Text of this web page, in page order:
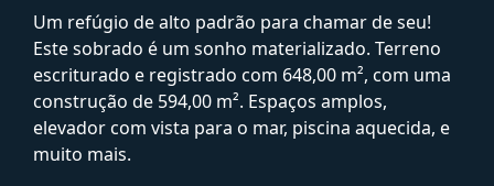
Um refúgio de alto padrão para chamar de seu!
Este sobrado é um sonho materializado. Terreno
escriturado e registrado com 648,00 m², com uma
construção de 594,00 m². Espaços amplos,
elevador com vista para o mar, piscina aquecida, e
muito mais.